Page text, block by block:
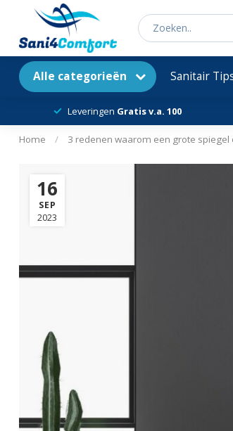
Alle categorieën Sanitair
Leveringen Gratis v.a. 100
Home / 3 redenen waarom een grote spiegel
16
SEP
2023